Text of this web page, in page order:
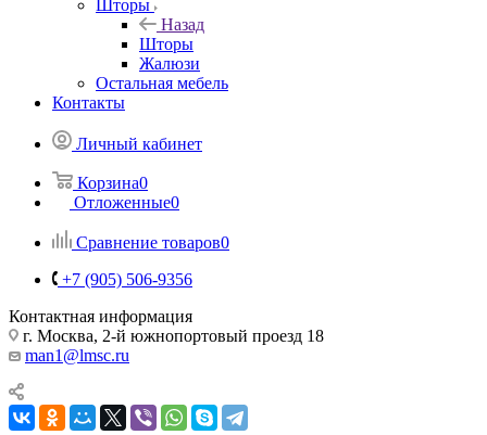
Шторы
Назад
Шторы
Жалюзи
Остальная мебель
Контакты
Личный кабинет
Корзина0
Отложенные0
Сравнение товаров0
+7 (905) 506-9356
Контактная информация
г. Москва, 2-й южнопортовый проезд 18
man1@lmsc.ru